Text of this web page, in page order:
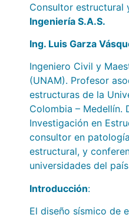
Consultor estructural
Ingeniería S.A.S.
Ing. Luis Garza
Ingeniero Civil y
(UNAM). Profesor
estructuras de la
Colombia – Medellín.
Investigación en
consultor en
estructural, y
universidades del
Introducción:
El diseño sísmico de